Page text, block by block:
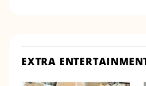
EXTRA